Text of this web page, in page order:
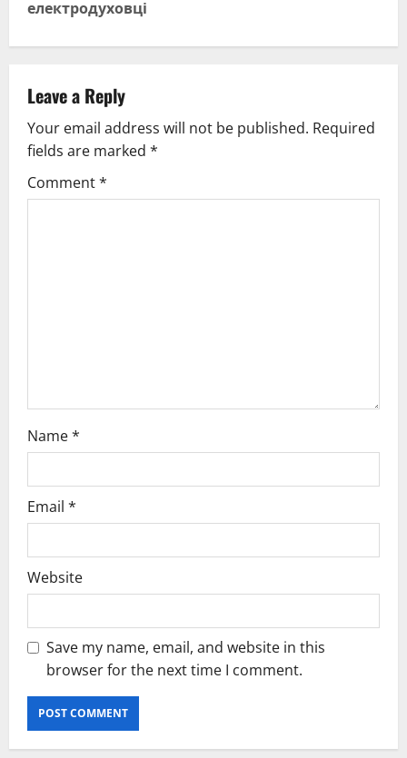
t
n
a
v
i
g
електродуховці
Leave a Reply
Your email address will not be published. Required
fields are marked *
Comment*
Name*
Email *
Website
Save my name, email, and website in this
browser for the next time I comment.